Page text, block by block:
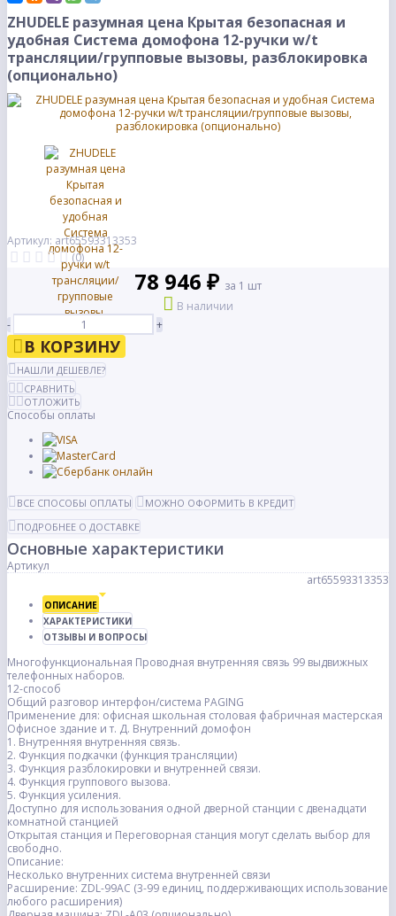
ZHUDELE разумная цена Крытая безопасная и
удобная Система домофона 12-ручки w/t
трансляции/групповые вызовы, разблокировка
(опционально)
Артикул: art65593313353
(0)
78 946 ₽ за 1 шт
В наличии
-
+
В КОРЗИНУ
НАШЛИ ДЕШЕВЛЕ?
СРАВНИТЬ
ОТЛОЖИТЬ
Способы оплаты
ВСЕ СПОСОБЫ ОПЛАТЫ
МОЖНО ОФОРМИТЬ В КРЕДИТ
ПОДРОБНЕЕ О ДОСТАВКЕ
Основные характеристики
Артикул
art65593313353
ОПИСАНИЕ
ХАРАКТЕРИСТИКИ
ОТЗЫВЫ И ВОПРОСЫ
Многофункциональная Проводная внутренняя связь 99 выдвижных
телефонных наборов.
12-способ
Общий разговор интерфон/система PAGING
Применение для: офисная школьная столовая фабричная мастерская
Офисное здание и т. Д. Внутренний домофон
1. Внутренняя внутренняя связь.
2. Функция подкачки (функция трансляции)
3. Функция разблокировки и внутренней связи.
4. Функция группового вызова.
5. Функция усиления.
Доступно для использования одной дверной станции с двенадцати
комнатной станцией
Открытая станция и Переговорная станция могут сделать выбор для
свободно.
Описание:
Несколько внутренних система внутренней связи
Расширение: ZDL-99AC (3-99 единиц, поддерживающих использование
любого расширения)